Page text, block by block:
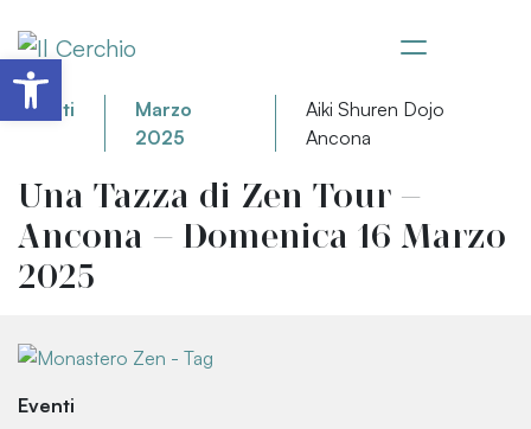
Eventi
Marzo
2025
Aiki Shuren Dojo
Ancona
Una Tazza di Zen Tour –
Ancona – Domenica 16 Marzo
2025
Eventi
Apri la barra degli strumenti